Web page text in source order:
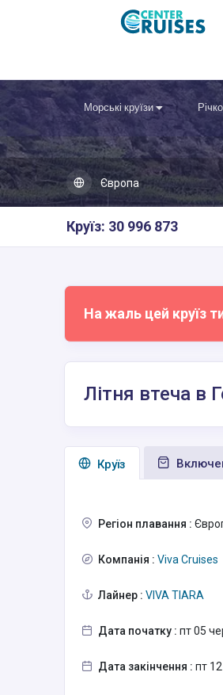
Морські круїзи
Європа
Круїз: 30 996 873
На жаль цей круїз
Літня втеча в
Круїз
Регіон плавання :
Компанія : Viva Cruises
Лайнер : VIVA TIARA
Дата початку : пт 05
Дата закінчення : пт